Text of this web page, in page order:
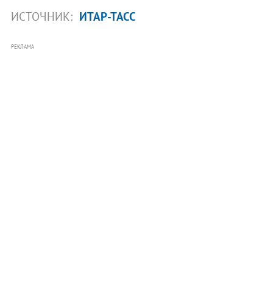
ИСТОЧНИК: ИТАР-ТАСС
РЕКЛАМА